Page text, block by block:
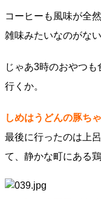
コーヒーも風味が全
雑味みたいなのがな
じゃあ3時のおやつ
行くか。
しめはうどんの豚ち
最後に行ったのは上
て、静かな町にある